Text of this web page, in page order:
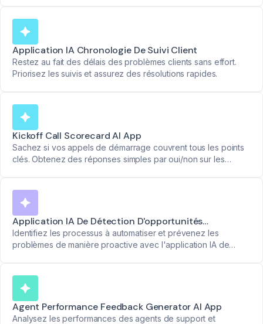
Application IA Chronologie De Suivi Client
Restez au fait des délais des problèmes clients sans effort.
Priorisez les suivis et assurez des résolutions rapides.
Kickoff Call Scorecard AI App
Sachez si vos appels de démarrage couvrent tous les points
clés. Obtenez des réponses simples par oui/non sur les
Application IA De Détection D'opportunités
D'automatisation
Identifiez les processus à automatiser et prévenez les
problèmes de manière proactive avec l'application IA de
Agent Performance Feedback Generator AI App
Analysez les performances des agents de support et